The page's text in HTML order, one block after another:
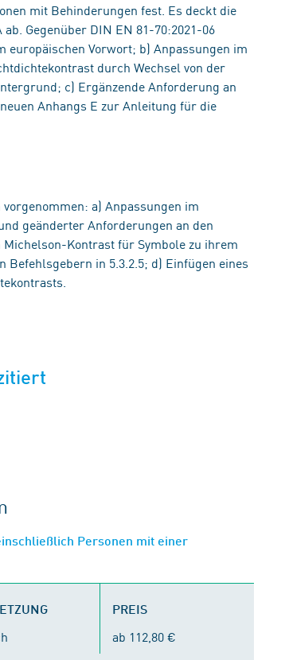
mit Behinderungen fest. Es deckt die
Gegenüber DIN EN 81-70:2021-06
europäischen Vorwort; b) Anpassungen im
durch Wechsel von der
c) Ergänzende Anforderung an
Anhangs E zur Anleitung für die
a) Anpassungen im
geänderter Anforderungen an den
Kontrast für Symbole zu ihrem
in 5.3.2.5; d) Einfügen eines
Personen mit einer
PREIS
ab 112,80 €